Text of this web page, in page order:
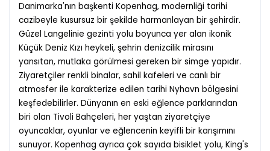
Danimarka'nın başkenti Kopenhag, modernliği tarihi
cazibeyle kusursuz bir şekilde harmanlayan bir şehirdir.
Güzel Langelinie gezinti yolu boyunca yer alan ikonik
Küçük Deniz Kızı heykeli, şehrin denizcilik mirasını
yansıtan, mutlaka görülmesi gereken bir simge yapıdır.
Ziyaretçiler renkli binalar, sahil kafeleri ve canlı bir
atmosfer ile karakterize edilen tarihi Nyhavn bölgesini
keşfedebilirler. Dünyanın en eski eğlence parklarından
biri olan Tivoli Bahçeleri, her yaştan ziyaretçiye
oyuncaklar, oyunlar ve eğlencenin keyifli bir karışımını
sunuyor. Kopenhag ayrıca çok sayıda bisiklet yolu, King's